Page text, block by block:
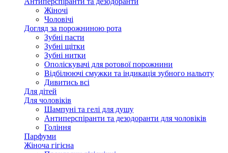
Жіночі
Чоловічі
Догляд за порожниною рота
Зубні пасти
Зубні щітки
Зубні нитки
Ополіскувачі для ротової порожнини
Відбілюючі смужки та індикація зубного нальоту
Дивитись всі
Для дітей
Для чоловіків
Шампуні та гелі для душу
Антиперспіранти та дезодоранти для чоловіків
Гоління
Парфуми
Жіноча гігієна